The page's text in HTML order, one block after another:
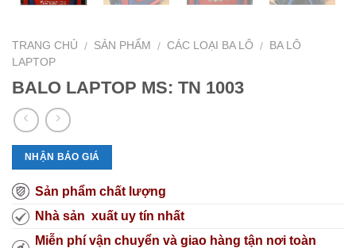
TRANG CHỦ / SẢN PHẨM / CÁC LOẠI BA LÔ /
BA LÔ
LAPTOP
BALO LAPTOP MS: TN 1003
NHẬN BÁO GIÁ
Sản phẩm chất lượng
Nhà sản xuất uy tín nhất
Miễn phí vận chuyển và giao hàng tận nơi toàn